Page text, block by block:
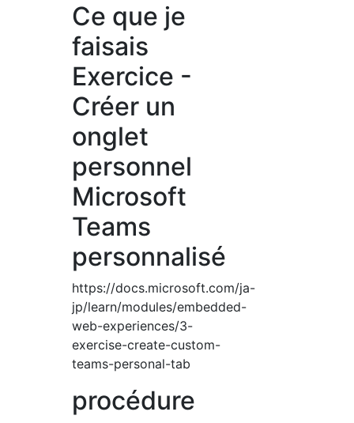
Ce que je
faisais
Exercice -
Créer un
onglet
personnel
Microsoft
Teams
personnalisé
https://docs.microsoft.com/ja-
jp/learn/modules/embedded-
web-experiences/3-
exercise-create-custom-
teams-personal-tab
procédure